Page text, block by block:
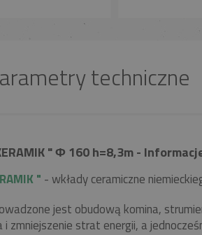
techniczne
" Φ 160 h=8,3m -
" - wkłady ceramiczne
jest obudową komina,
zmniejszenie strat energii, a